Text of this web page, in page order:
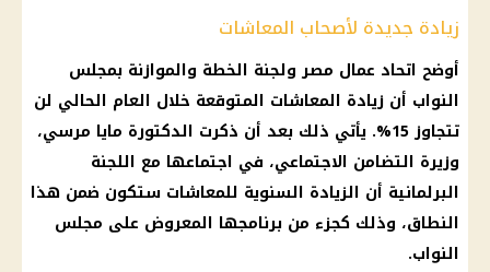
زيادة جديدة لأصحاب المعاشات
أوضح اتحاد عمال مصر ولجنة الخطة والموازنة بمجلس
النواب أن زيادة المعاشات المتوقعة خلال العام الحالي لن
تتجاوز 15%. يأتي ذلك بعد أن ذكرت الدكتورة مايا مرسي،
وزيرة التضامن الاجتماعي، في اجتماعها مع اللجنة
البرلمانية أن الزيادة السنوية للمعاشات ستكون ضمن هذا
النطاق، وذلك كجزء من برنامجها المعروض على مجلس
النواب.